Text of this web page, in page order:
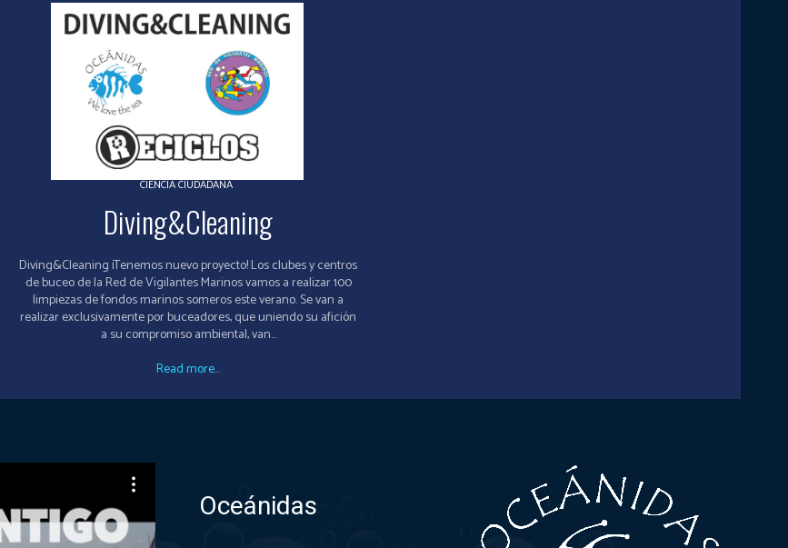
CIENCIA CIUDADANA
Diving&Cleaning
Diving&Cleaning ¡Tenemos nuevo proyecto! Los clubes y centros
de buceo de la Red de Vigilantes Marinos vamos a realizar 100
limpiezas de fondos marinos someros este verano. Se van a
realizar exclusivamente por buceadores, que uniendo su afición
a su compromiso ambiental, van...
Read more...
Oceánidas